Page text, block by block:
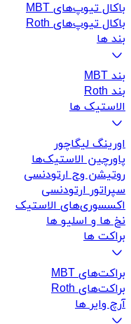
باکال تیوپ‌های MBT
باکال تیوپ‌های Roth
بند ها
بند MBT
بند Roth
الاستیک ها
اورینگ لیگاچور
پاورچین الاستیک‌ها
روتیشن وج ارتودنسی
سپراتور ارتودنسی
اکسسوری‌های الاستیک
نخ ها و اسلیو ها
براکت ها
براکت‌های MBT
براکت‌های Roth
آرچ وایر ها